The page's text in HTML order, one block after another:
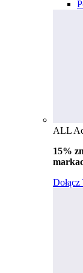
ALL
15%
Dołącz